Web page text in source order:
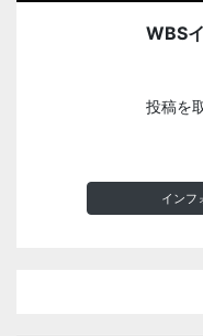
WBS
投稿を
インフ